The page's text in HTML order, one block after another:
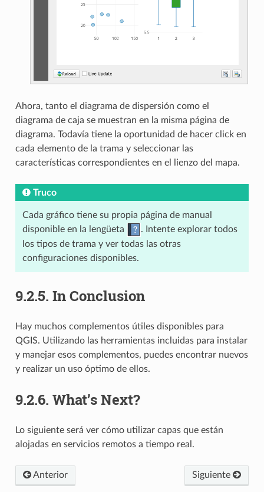
Ahora, tanto el diagrama de dispersión como el
diagrama de caja se muestran en la misma página de
diagrama. Todavía tiene la oportunidad de hacer click en
cada elemento de la trama y seleccionar las
características correspondientes en el lienzo del mapa.
Truco
Cada gráfico tiene su propia página de manual
disponible en la lengüeta
. Intente explorar todos
los tipos de trama y ver todas las otras
configuraciones disponibles.
9.2.5. In Conclusion
Hay muchos complementos útiles disponibles para
QGIS. Utilizando las herramientas incluidas para instalar
y manejar esos complementos, puedes encontrar nuevos
y realizar un uso óptimo de ellos.
9.2.6. What’s Next?
Lo siguiente será ver cómo utilizar capas que están
alojadas en servicios remotos a tiempo real.
Anterior Siguiente